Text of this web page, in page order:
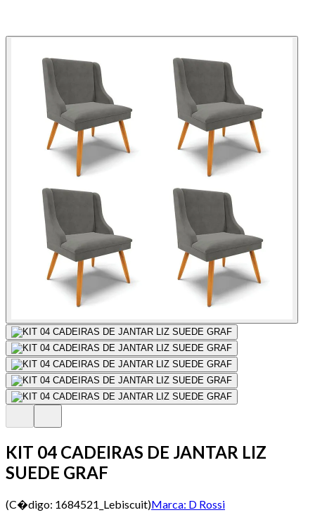
KIT 04 CADEIRAS DE JANTAR LIZ
SUEDE GRAF
(C�digo: 1684521_Lebiscuit)Marca: D Rossi